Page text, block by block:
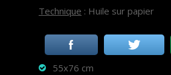
Technique : Huile sur papier
55x76 cm